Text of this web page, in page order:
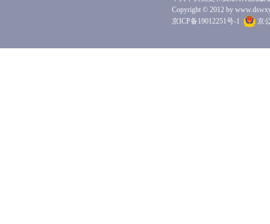
Copyright © 2012 by
京ICP备19012251号-1
京